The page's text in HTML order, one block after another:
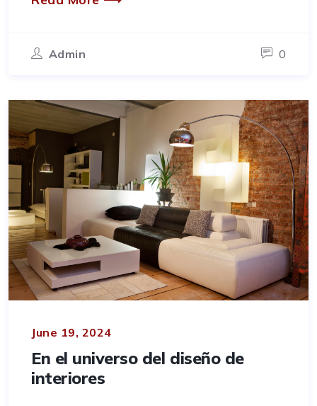
Admin 0
June 19, 2024
En el universo del diseño de
interiores